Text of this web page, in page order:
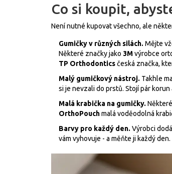
Co si koupit,
Není nutné kupovat všechno, ale
Gumičky v různých silách. Mějte
Některé značky jako 3Mvýrobce
TP Orthodonticsčeská značka,
Malý gumičkový nástroj. Takhle
si je nevzali do prstů. Stojí pár korun
Malá krabička na gumičky.
OrthoPouchmalá voděodolná
Barvy pro každý den. Výrobci
vám vyhovuje - a měňte ji každý